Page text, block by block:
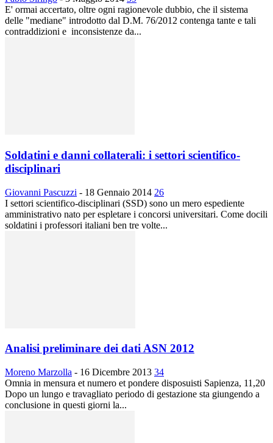
E' ormai accertato, oltre ogni ragionevole dubbio, che il sistema
delle "mediane" introdotto dal D.M. 76/2012 contenga tante e tali
contraddizioni e inconsistenze da...
Soldatini e danni collaterali: i settori scientifico-
disciplinari
Giovanni Pascuzzi - 18 Gennaio 2014 26
I settori scientifico-disciplinari (SSD) sono un mero espediente
amministrativo nato per espletare i concorsi universitari. Come docili
soldatini i professori italiani ben tre volte...
Analisi preliminare dei dati ASN 2012
Moreno Marzolla - 16 Dicembre 2013 34
Omnia in mensura et numero et pondere disposuisti Sapienza, 11,20
Dopo un lungo e travagliato periodo di gestazione sta giungendo a
conclusione in questi giorni la...